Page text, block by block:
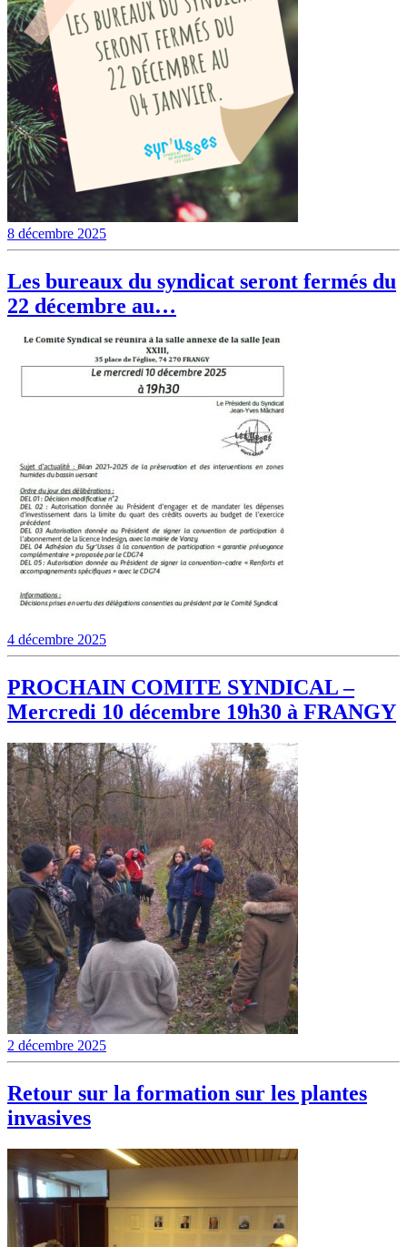
8 décembre 2025
Les bureaux du syndicat seront fermés du
22 décembre au…
4 décembre 2025
PROCHAIN COMITE SYNDICAL –
Mercredi 10 décembre 19h30 à FRANGY
2 décembre 2025
Retour sur la formation sur les plantes
invasives